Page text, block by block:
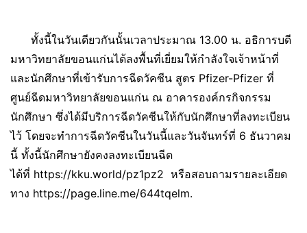
ทั้งนี้ในวันเดียวกันนั้นเวลาประมาณ 13.00 น. อธิการบดี
มหาวิทยาลัยขอนแก่นได้ลงพื้นที่เยี่ยมให้กำลังใจเจ้าหน้าที่
และนักศึกษาที่เข้ารับการฉีดวัคซีน สูตร Pfizer-Pfizer ที่
ศูนย์ฉีดมหาวิทยาลัยขอนแก่น ณ อาคารองค์กรกิจกรรม
นักศึกษา ซึ่งได้มีบริการฉีดวัคซีนให้กับนักศึกษาที่ลงทะเบียน
ไว้ โดยจะทำการฉีดวัคซีนในวันนี้และวันจันทร์ที่ 6 ธันวาคม
นี้ ทั้งนี้นักศึกษายังคงลงทะเบียนฉีด
ได้ที่ https://kku.world/pz1pz2 หรือสอบถามรายละเอียด
ทาง https://page.line.me/644tqelm.